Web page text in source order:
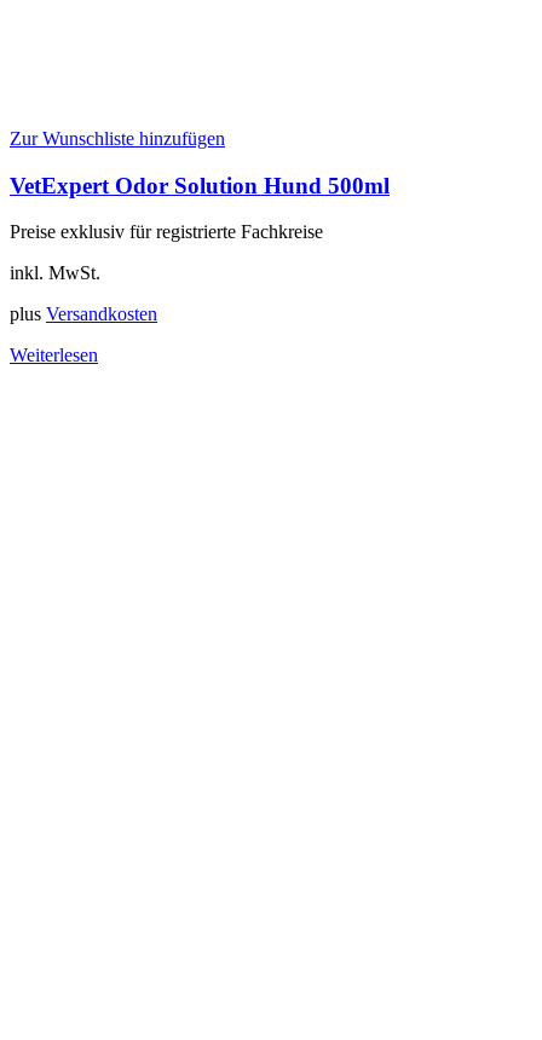
Zur Wunschliste hinzufügen
VetExpert Odor Solution Hund 500ml
Preise exklusiv für registrierte Fachkreise
inkl. MwSt.
plus Versandkosten
Weiterlesen